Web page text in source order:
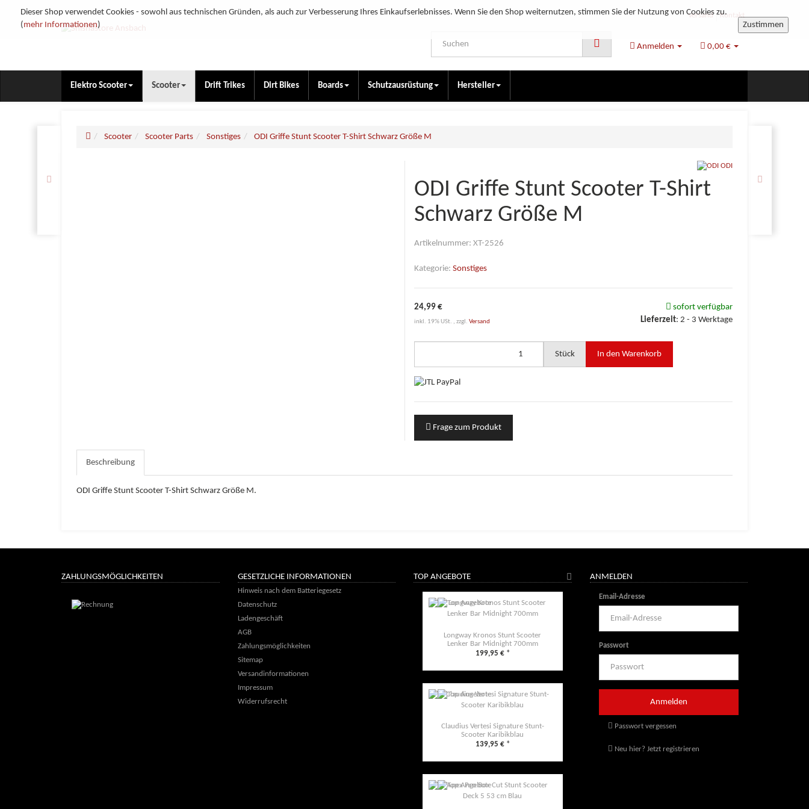
Versand Kontakt
Anmelden 0,00 €
Elektro Scooter Scooter Drift Trikes Dirt Bikes Boards Schutzausrüstung Hersteller
Scooter Scooter Parts Sonstiges ODI Griffe Stunt Scooter T-Shirt Schwarz Größe M
ODI
ODI Griffe Stunt Scooter T-Shirt
Schwarz Größe M
Artikelnummer: XT-2526
Kategorie: Sonstiges
24,99 €
inkl. 19% USt. , zzgl. Versand
sofort verfügbar
Lieferzeit: 2 - 3 Werktage
Stück In den Warenkorb
Frage zum Produkt
Beschreibung
ODI Griffe Stunt Scooter T-Shirt Schwarz Größe M.
ZAHLUNGSMÖGLICHKEITEN GESETZLICHE INFORMATIONEN
Hinweis nach dem Batteriegesetz
Datenschutz
Ladengeschäft
AGB
Zahlungsmöglichkeiten
Sitemap
Versandinformationen
Impressum
Widerrufsrecht
TOP ANGEBOTE
Longway Kronos Stunt Scooter
Lenker Bar Midnight 700mm
199,95 € *
Claudius Vertesi Signature Stunt-
Scooter Karibikblau
139,95 € *
ANMELDEN
Email-Adresse
Passwort
Passwort vergessen
Neu hier? Jetzt registrieren
Dieser Shop verwendet Cookies - sowohl aus technischen Gründen, als auch zur Verbesserung Ihres Einkaufserlebnisses. Wenn Sie den Shop weiternutzen, stimmen Sie der Nutzung von Cookies zu.
(mehr Informationen) Zustimmen